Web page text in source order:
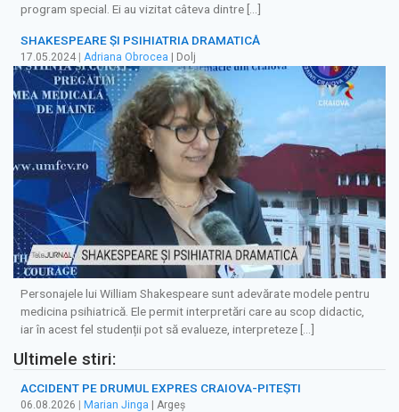
program special. Ei au vizitat câteva dintre […]
SHAKESPEARE ȘI PSIHIATRIA DRAMATICĂ
17.05.2024 | Adriana Obrocea | Dolj
Personajele lui William Shakespeare sunt adevărate modele pentru
medicina psihiatrică. Ele permit interpretări care au scop didactic,
iar în acest fel studenții pot să evalueze, interpreteze […]
Ultimele stiri:
ACCIDENT PE DRUMUL EXPRES CRAIOVA-PITEȘTI
06.08.2026 | Marian Jinga | Argeș